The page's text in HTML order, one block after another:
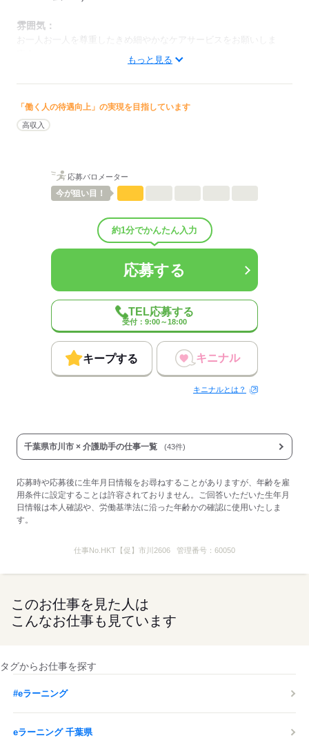
雰囲気：
お一人お一人を尊重したきめ細やかなケアサービスをお願いしま
男女の割合 男性
しずか
配属先部署：
（男4：女6）
平均年齢
医療・介護・福祉関連
事業内容老人施設の運営
従業員数
応募する
もっと見る
「働く人の待遇向上」の実現を目指しています
高収入
応募バロメーター
今が狙い目！
約1分でかんたん入力
応募する
TEL応募する
受付：9:00～18:00
キープする キニナル
キニナルとは？
千葉県市川市 × 介護助手の仕事一覧 (43件)
応募時や応募後に生年月日情報をお尋ねすることがありますが、年齢を雇
用条件に設定することは許容されておりません。ご回答いただいた生年月
日情報は本人確認や、労働基準法に沿った年齢かの確認に使用いたしま
す。
仕事No. HKT【促】市川2606 管理番号：60050
このお仕事を見た人は
こんなお仕事も見ています
タグからお仕事を探す
#eラーニング
eラーニング 千葉県